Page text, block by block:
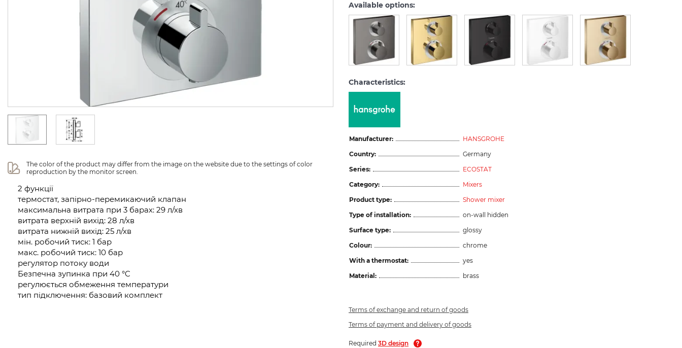
The color of the product may differ from the image on the website due to the settings of color
reproduction by the monitor screen.
2 функції
термостат, запірно-перемикаючий клапан
максимальна витрата при 3 барах: 29 л/хв
витрата верхній вихід: 28 л/хв
витрата нижній вихід: 25 л/хв
мін. робочий тиск: 1 бар
макс. робочий тиск: 10 бар
регулятор потоку води
Безпечна зупинка при 40 °C
регулюється обмеження температури
тип підключення: базовий комплект
Available options:
Characteristics:
Manufacturer:
HANSGROHE
Country:
Germany
Series:
ECOSTAT
Category:
Mixers
Product type:
Shower mixer
Type of installation:
on-wall hidden
Surface type:
glossy
Colour:
chrome
With a thermostat:
yes
Material:
brass
Terms of exchange and return of goods
Terms of payment and delivery of goods
Required 3D design